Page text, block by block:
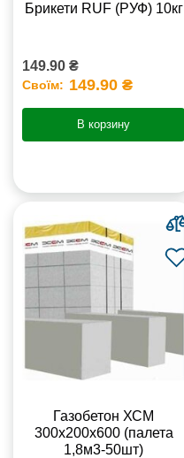
Брикети RUF (РУФ) 10кг
149.90 ₴
Своїм: 149.90 ₴
В корзину
Газобетон ХСМ
300x200x600 (палета
1,8м3-50шт)